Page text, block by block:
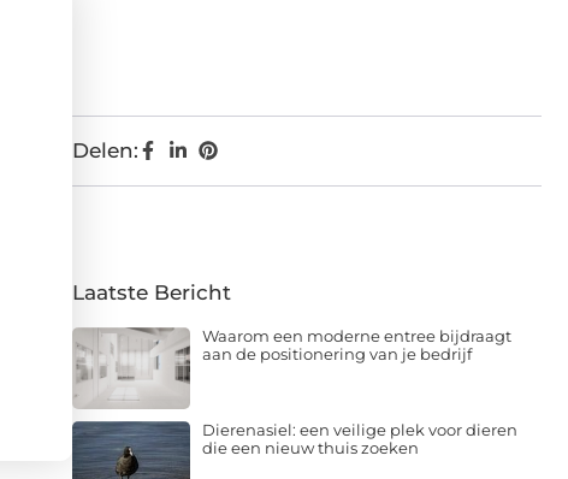
Delen:
Laatste Bericht
Waarom een moderne entree bijdraagt
aan de positionering van je bedrijf
Dierenasiel: een veilige plek voor dieren
die een nieuw thuis zoeken